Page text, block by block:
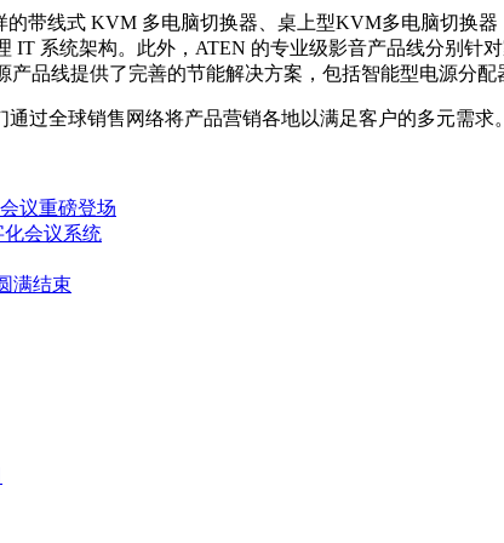
的带线式 KVM 多电脑切换器、桌上型KVM多电脑切换
IT 系统架构。此外，ATEN 的专业级影音产品线分别
品线提供了完善的节能解决方案，包括智能型电源分
过全球销售网络将产品营销各地以满足客户的多元需
议重磅登场
化会议系统
满结束